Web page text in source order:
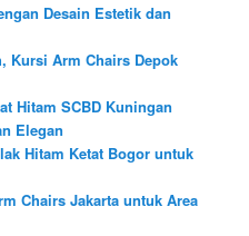
Desain Estetik dan
Kursi Arm Chairs Depok
Hitam SCBD Kuningan
Elegan
Hitam Ketat Bogor untuk
Chairs Jakarta untuk Area